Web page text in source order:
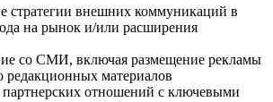
стратегии внешних коммуникаций в
на рынок и/или расширения
со СМИ, включая размещение рекламы
материалов
партнерских отношений с ключевыми